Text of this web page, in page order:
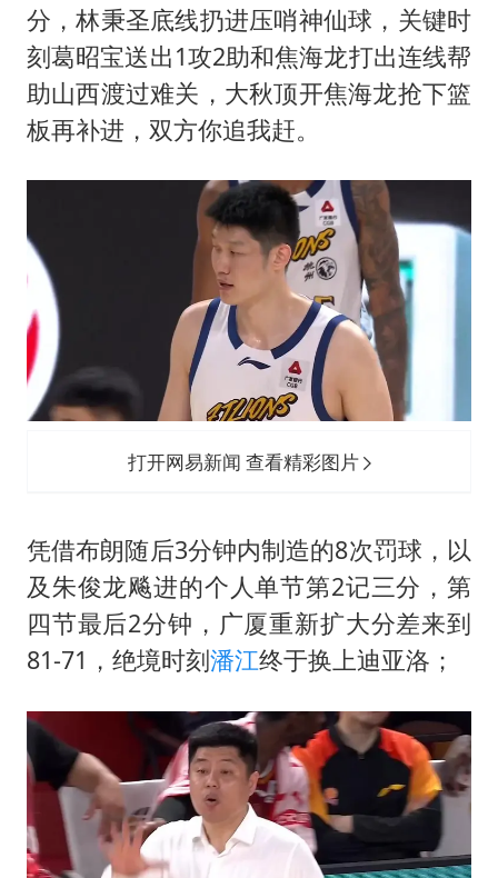
分，林秉圣底线扔进压哨神仙球，关键时
刻葛昭宝送出1攻2助和焦海龙打出连线帮
助山西渡过难关，大秋顶开焦海龙抢下篮
板再补进，双方你追我赶。
打开网易新闻 查看精彩图片
凭借布朗随后3分钟内制造的8次罚球，以
及朱俊龙飚进的个人单节第2记三分，第
四节最后2分钟，广厦重新扩大分差来到
81-71，绝境时刻潘江终于换上迪亚洛；